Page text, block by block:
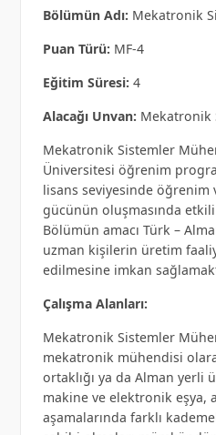
Bölümün Adı: Mekatronik
Puan Türü: MF-4
Eğitim Süresi: 4
Alacağı Unvan: Mekatronik
Mekatronik Sistemler
Üniversitesi öğrenim
lisans seviyesinde öğrenim
gücünün oluşmasında
Bölümün amacı Türk –
uzman kişilerin üretim
edilmesine imkan
Çalışma Alanları:
Mekatronik Sistemler
mekatronik mühendisi
ortaklığı ya da Alman yerli
makine ve elektronik eşya,
aşamalarında farklı